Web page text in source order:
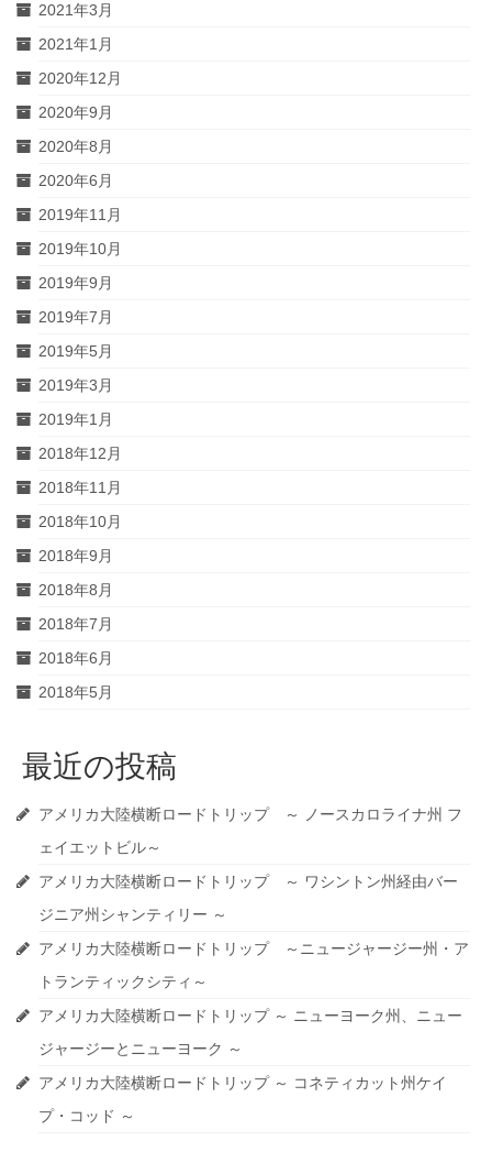
2021年3月
2021年1月
2020年12月
2020年9月
2020年8月
2020年6月
2019年11月
2019年10月
2019年9月
2019年7月
2019年5月
2019年3月
2019年1月
2018年12月
2018年11月
2018年10月
2018年9月
2018年8月
2018年7月
2018年6月
2018年5月
最近の投稿
アメリカ大陸横断ロードトリップ ～ ノースカロライナ州 フ
ェイエットビル～
アメリカ大陸横断ロードトリップ ～ ワシントン州経由バー
ジニア州シャンティリー ～
アメリカ大陸横断ロードトリップ ～ニュージャージー州・ア
トランティックシティ～
アメリカ大陸横断ロードトリップ ～ ニューヨーク州、ニュー
ジャージーとニューヨーク ～
アメリカ大陸横断ロードトリップ ～ コネティカット州ケイ
プ・コッド ～